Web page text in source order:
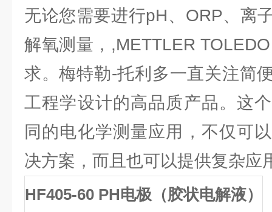
无论您需要进行pH、ORP、离
解氧测量，,METTLER
求。梅特勒-托利多一直关注简
工程学设计的高品质产品。这
同的电化学测量应用，不仅可
决方案，而且也可以提供复杂应
HF405-60 PH电极（胶状电解液）